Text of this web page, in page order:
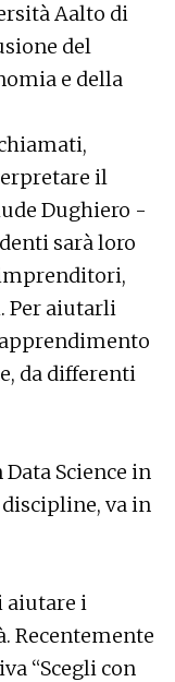
Aalto di
del
e della
il
Dughiero -
sarà loro
Per aiutarli
da differenti
Science in
va in
aiutare i
Recentemente
“Scegli con